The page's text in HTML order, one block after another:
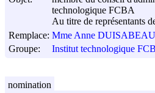
technologique FCBA
Au titre de représentants
Remplace: Mme Anne DUISABEAU
Groupe:
Institut technologique
nomination